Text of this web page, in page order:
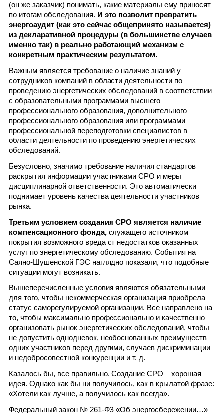
(он же заказчик) понимать, какие материалы ему приносят
по итогам обследования. И это позволит превратить
энергоаудит (как это сейчас общепринято называется)
из декларативной процедуры (в большинстве случаев
именно так) в реально работающий механизм с
конкретным практическим результатом.
Важным является требование о наличие знаний у
сотрудников компаний в области деятельности по
проведению энергетических обследований в соответствии
с образовательными программами высшего
профессионального образования, дополнительного
профессионального образования или программами
профессиональной переподготовки специалистов в
области деятельности по проведению энергетических
обследований.
Безусловно, значимо требование наличия стандартов
раскрытия информации участниками СРО и меры
дисциплинарной ответственности. Это автоматически
поднимает уровень качества деятельности участников
рынка.
Третьим условием создания СРО является наличие
компенсационного фонда, служащего источником
покрытия возможного вреда от недостатков оказанных
услуг по энергетическому обследованию. События на
Саяно-Шушенской ГЭС наглядно показали, что подобные
ситуации могут возникать.
Вышеперечисленные условия являются обязательными
для того, чтобы некоммерческая организация приобрела
статус саморегулируемой организации. Все направлено на
то, чтобы максимально профессионально и качественно
организовать рынок энергетических обследований, чтобы
не допустить однодневок, необоснованных преимуществ
одних участников перед другими, случаев дискриминации
и недобросовестной конкуренции и т. д.
Казалось бы, все правильно. Создание СРО – хорошая
идея. Однако как бы ни получилось, как в крылатой фразе:
«Хотели как лучше, а получилось как всегда».
Федеральный закон № 261-ФЗ «Об энергосбережении…»